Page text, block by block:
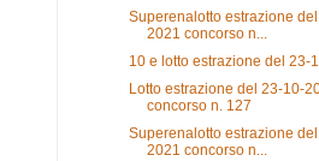
Superenalotto estrazione
2021 concorso n...
10 e lotto estrazione del 23-
Lotto estrazione del 23-10-
concorso n. 127
Superenalotto estrazione
2021 concorso n...